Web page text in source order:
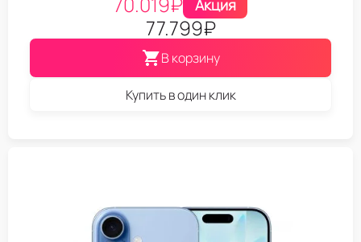
Акция
77.799₽
В корзину
Купить в один клик